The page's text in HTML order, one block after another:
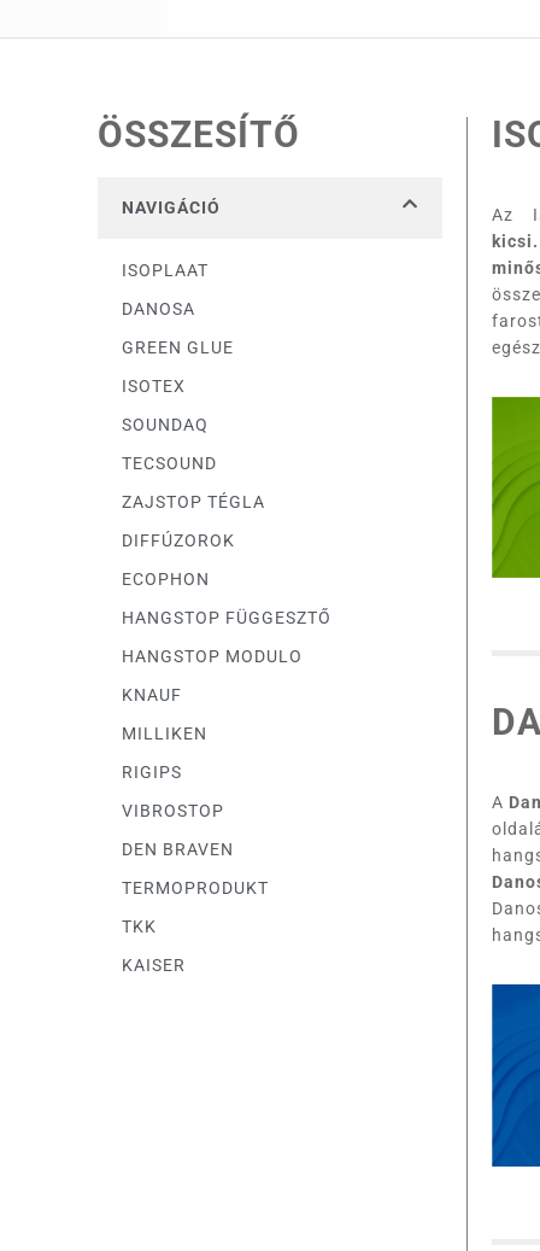
ÖSSZESÍTŐ
NAVIGÁCIÓ
ISOPLAAT
DANOSA
GREEN GLUE
ISOTEX
SOUNDAQ
TECSOUND
ZAJSTOP TÉGLA
DIFFÚZOROK
ECOPHON
HANGSTOP FÜGGESZTŐ
HANGSTOP MODULO
KNAUF
MILLIKEN
RIGIPS
VIBROSTOP
DEN BRAVEN
TERMOPRODUKT
TKK
KAISER
Az
kicsi.
A